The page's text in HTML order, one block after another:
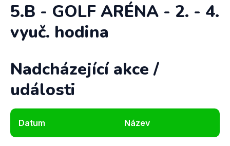
5.B - GOLF ARÉNA - 2. - 4.
vyuč. hodina
Nadcházející akce /
události
Datum Název